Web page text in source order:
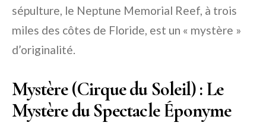
sépulture, le Neptune Memorial Reef, à trois
miles des côtes de Floride, est un « mystère »
d’originalité.
Mystère (Cirque du Soleil) : Le
Mystère du Spectacle Éponyme